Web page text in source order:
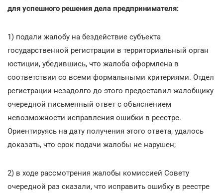
для успешного решения дела предпринимателя:
1) подали жалобу на бездействие субъекта
государственной регистрации в территориальный орган
юстиции, убедившись, что жалоба оформлена в
соответствии со всеми формальными критериями. Отдел
регистрации незадолго до этого предоставил жалобщику
очередной письменный ответ с объяснением
невозможности исправления ошибки в реестре.
Ориентируясь на дату получения этого ответа, удалось
доказать, что срок подачи жалобы не нарушен;
2) в ходе рассмотрения жалобы комиссией Совету
очередной раз сказали, что исправить ошибку в реестре